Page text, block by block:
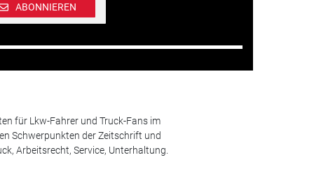
ABONNIEREN
für Lkw-Fahrer und Truck-Fans im
Schwerpunkten der Zeitschrift und
Arbeitsrecht, Service, Unterhaltung.